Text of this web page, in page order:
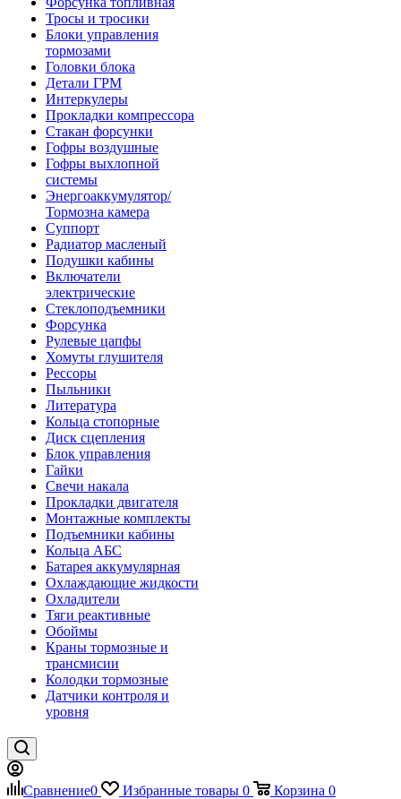
Тросы и тросики
Блоки управления
тормозами
Головки блока
Детали ГРМ
Интеркулеры
Прокладки компрессора
Стакан форсунки
Гофры воздушные
Гофры выхлопной
системы
Энергоаккумулятор/
Тормозна камера
Суппорт
Радиатор масленый
Подушки кабины
Включатели
электрические
Стеклоподъемники
Форсунка
Рулевые цапфы
Хомуты глушителя
Рессоры
Пыльники
Литература
Кольца стопорные
Диск сцепления
Блок управления
Гайки
Свечи накала
Прокладки двигателя
Монтажные комплекты
Подъемники кабины
Кольца АБС
Батарея аккумулярная
Охлаждающие жидкости
Охладители
Тяги реактивные
Обоймы
Краны тормозные и
трансмисии
Колодки тормозные
Датчики контроля и
уровня
Сравнение0 Избранные товары 0 Корзина 0